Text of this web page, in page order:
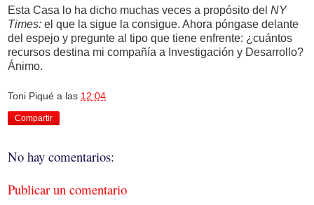
Esta Casa lo ha dicho muchas veces a propósito del NY
Times: el que la sigue la consigue. Ahora póngase delante
del espejo y pregunte al tipo que tiene enfrente: ¿cuántos
recursos destina mi compañía a Investigación y Desarrollo?
Ánimo.
Toni Piqué a las 12:04
Compartir
No hay comentarios:
Publicar un comentario